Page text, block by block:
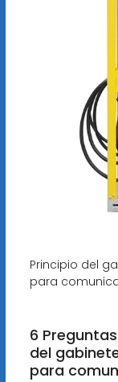
Principio del
para
6
del
para